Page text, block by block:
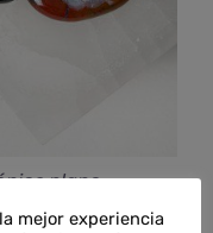
plano
mejor experiencia